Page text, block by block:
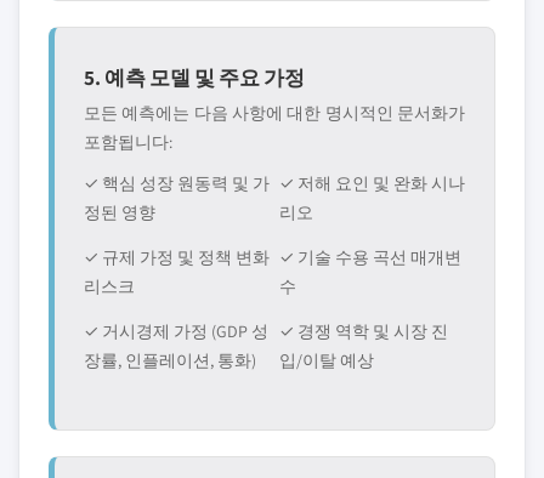
5. 예측 모델 및 주요 가정
모든 예측에는 다음 사항에 대한 명시적인 문서화가
포함됩니다:
✓ 핵심 성장 원동력 및 가
정된 영향
✓ 저해 요인 및 완화 시나
리오
✓ 규제 가정 및 정책 변화
리스크
✓ 기술 수용 곡선 매개변
수
✓ 거시경제 가정 (GDP 성
장률, 인플레이션, 통화)
✓ 경쟁 역학 및 시장 진
입/이탈 예상